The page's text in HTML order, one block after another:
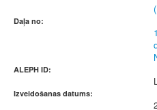
Daļa no:
ALEPH ID:
Izveidošanas datums: